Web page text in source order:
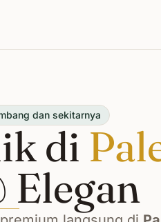
dan sekitarnya
di
Elegan